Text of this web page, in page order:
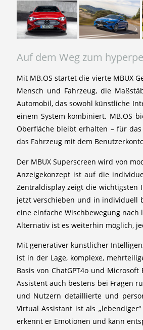
Auf dem Weg zum
Mit MB.OS startet die vierte MBUX
Mensch und Fahrzeug, die
Automobil, das sowohl künstliche
einem System kombiniert. MB.OS
Oberfläche bleibt erhalten – für
das Fahrzeug mit dem
Der MBUX Superscreen wird von
Anzeigekonzept ist auf die
Zentraldisplay zeigt die wichtigsten
jetzt verschieben und in individuell
eine einfache Wischbewegung
Alternativ ist es weiterhin möglich,
Mit generativer künstlicher
ist in der Lage, komplexe,
Basis von ChatGPT4o und
Assistent auch bestens bei Fragen
und Nutzern detaillierte und
Virtual Assistant ist als
erkennt er Emotionen und kann